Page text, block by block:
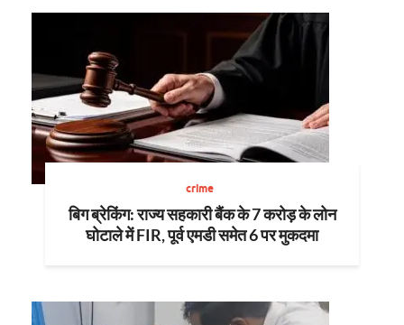
crime
बिग ब्रेकिंग: राज्य सहकारी बैंक के 7 करोड़ के लोन
घोटाले में FIR, पूर्व एमडी समेत 6 पर मुकदमा